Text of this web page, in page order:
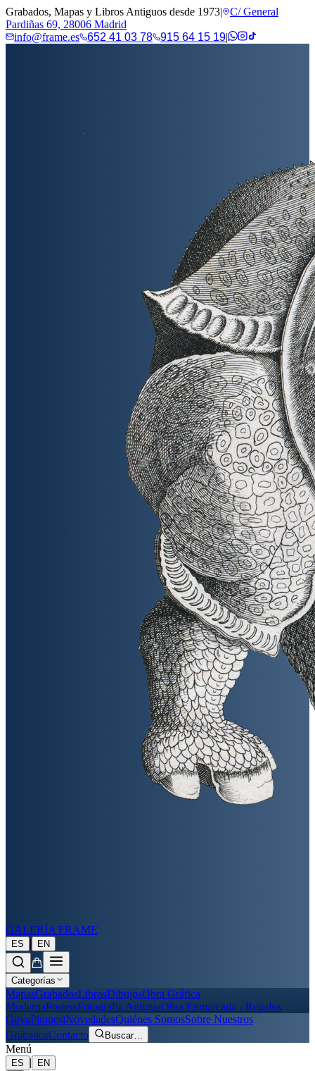
Grabados, Mapas y Libros Antiguos desde 1973|
C/ General
Pardiñas 69, 28006 Madrid
info@frame.es
652 41 03 78 915 64 15 19|
GALERÍA FRAME
ES | EN
Categorías
MapasGrabadosLibrosDibujosObra Gráfica
ModernaPostersFotografía AntiguaObra Enmarcada - Regalos
GoyaPiranesiNovedadesQuiénes SomosSobre Nuestros
GrabadosContacto Buscar…
Menú
ES |
EN